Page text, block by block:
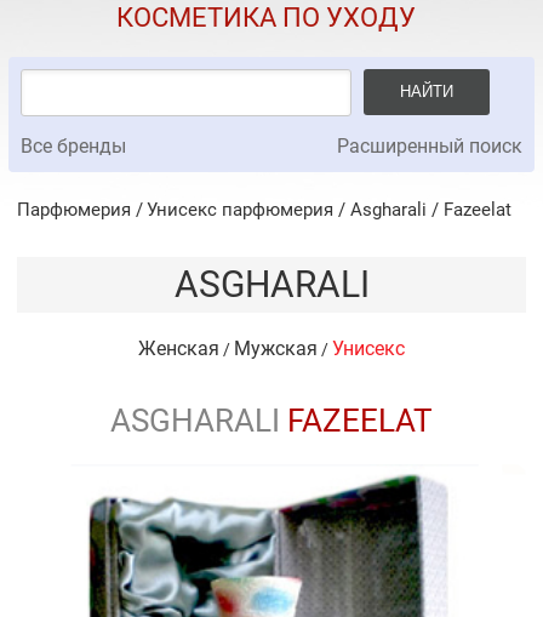
ПОДАРКИ К ЗАКАЗАМ
КОСМЕТИКА ПО УХОДУ
НАЙТИ
Все бренды Расширенный поиск
Парфюмерия Унисекс парфюмерия / Asgharali / Fazeelat
ASGHARALI
Женская / Мужская /Унисекс
ASGHARALI FAZEELAT